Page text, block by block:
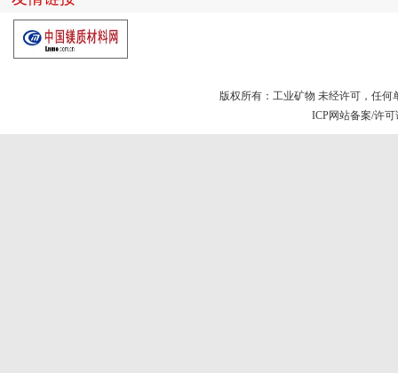
版权所有：工业矿物 未经许可，任
ICP网站备案/许可